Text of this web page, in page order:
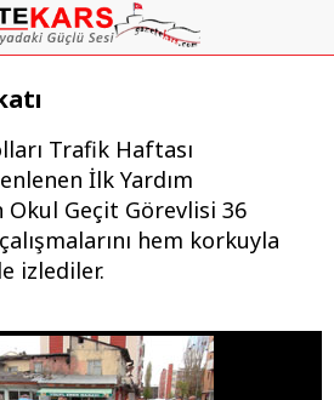
Trafik Haftası
İlk Yardım
Okul Geçit Görevlisi 36
hem korkuyla
izlediler.